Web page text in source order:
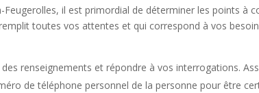
il est primordial de déterminer les points à
toutes vos attentes et qui correspond à vos
renseignements et répondre à vos interrogations.
de téléphone personnel de la personne pour être